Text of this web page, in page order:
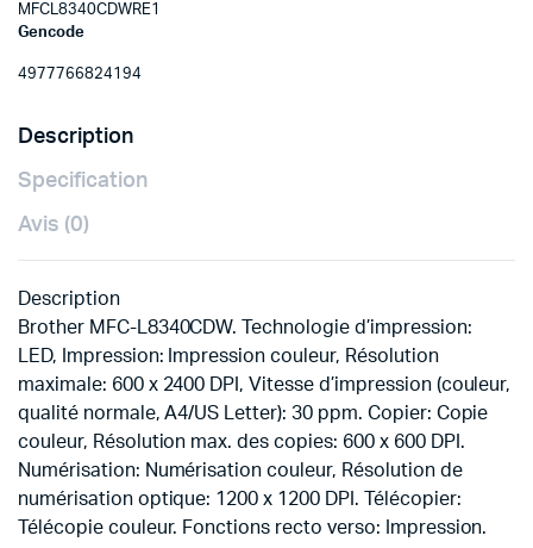
MFCL8340CDWRE1
Gencode
4977766824194
Description
Specification
Avis (0)
Description
Brother MFC-L8340CDW. Technologie d’impression:
LED, Impression: Impression couleur, Résolution
maximale: 600 x 2400 DPI, Vitesse d’impression (couleur,
qualité normale, A4/US Letter): 30 ppm. Copier: Copie
couleur, Résolution max. des copies: 600 x 600 DPI.
Numérisation: Numérisation couleur, Résolution de
numérisation optique: 1200 x 1200 DPI. Télécopier:
Télécopie couleur. Fonctions recto verso: Impression.